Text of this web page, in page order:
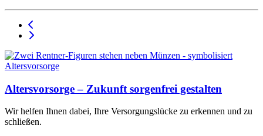
Altersvorsorge – Zukunft sorgenfrei gestalten
Wir helfen Ihnen dabei, Ihre Versorgungslücke zu erkennen und zu
schließen.